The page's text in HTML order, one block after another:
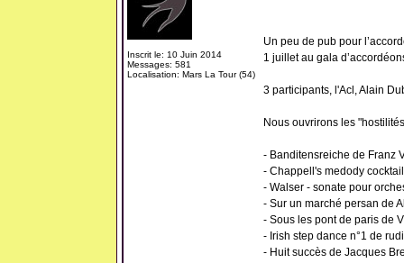
Inscrit le: 10 Juin 2014
Messages: 581
Localisation: Mars La Tour (54)
Un peu de pub pour
1 juillet au gala
3 participants, l'Acl, Alain
Nous ouvrirons les
- Banditensreiche de Franz
- Chappell's medody
- Walser - sonate pour
- Sur un marché persan de
- Sous les pont de paris de
- Irish step dance n°1 de
- Huit succès de Jacques